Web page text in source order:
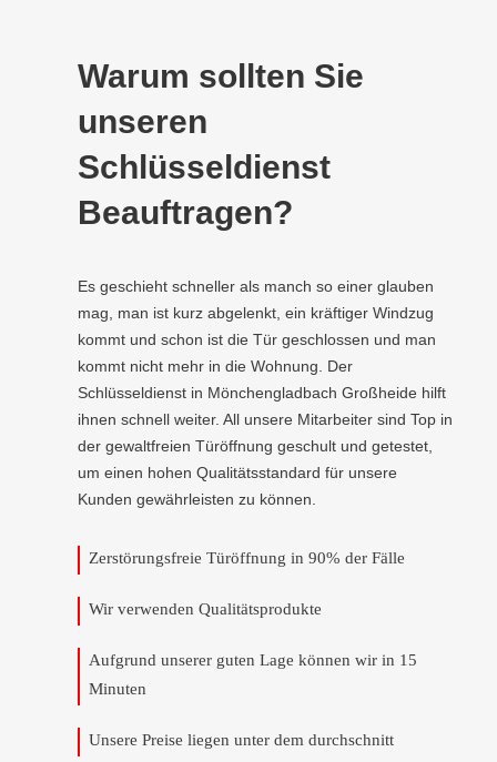
Warum sollten Sie
unseren
Schlüsseldienst
Beauftragen?
Es geschieht schneller als manch so einer glauben
mag, man ist kurz abgelenkt, ein kräftiger Windzug
kommt und schon ist die Tür geschlossen und man
kommt nicht mehr in die Wohnung. Der
Schlüsseldienst in Mönchengladbach Großheide hilft
ihnen schnell weiter. All unsere Mitarbeiter sind Top in
der gewaltfreien Türöffnung geschult und getestet,
um einen hohen Qualitätsstandard für unsere
Kunden gewährleisten zu können.
Zerstörungsfreie Türöffnung in 90% der Fälle
Wir verwenden Qualitätsprodukte
Aufgrund unserer guten Lage können wir in 15
Minuten
Unsere Preise liegen unter dem durchschnitt